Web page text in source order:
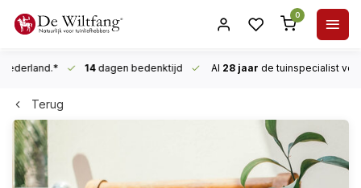
0
14dagen bedenktijd Al 28 jaar de tuinspecialist
Terug